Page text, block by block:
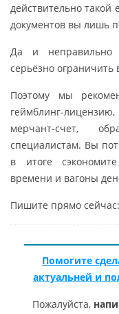
действительно такой
документов вы лишь
Да и неправильно
серьёзно
Поэтому мы
геймблинг-
мерчант-счет,
специалистам. Вы
в итоге
времени и вагоны
Пишите прямо
Помогите
актуальней и
Пожалуйста,